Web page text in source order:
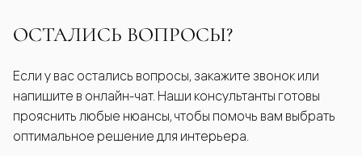
ОСТАЛИСЬ ВОПРОСЫ?
Если у вас остались вопросы, закажите звонок или
напишите в онлайн-чат. Наши консультанты готовы
прояснить любые нюансы, чтобы помочь вам выбрать
оптимальное решение для интерьера.